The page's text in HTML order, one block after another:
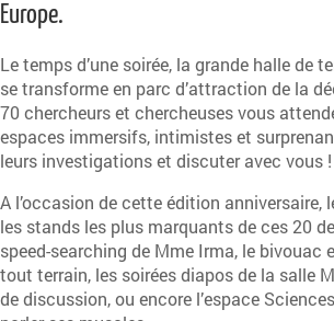
Europe.
Le temps d’une soirée, la grande halle de
se transforme en parc d’attraction de la
70 chercheurs et chercheuses vous
espaces immersifs, intimistes et
leurs investigations et discuter avec vous !
A l’occasion de cette édition anniversaire,
les stands les plus marquants de ces 20
speed-searching de Mme Irma, le bivouac
tout terrain, les soirées diapos de la salle
de discussion, ou encore l’espace